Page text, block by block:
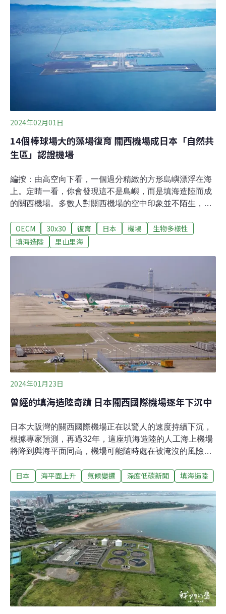
畫」，環境部明日將召開第六次環評初審會議。根據環境
部，明日會中旁聽民眾發言後，將由外聘專家分別就海洋
生態、操船安全、港埠營運等議題提出意見。正方代表為
台灣大學海洋研究所前所長戴昌鳳、海洋大學河海工程學
系講座教授兼校長許泰文，以及基隆港引水人辦事處主任
李振弘。反方代表有台灣海洋工程學會常務監事梁乃
2024年02月01日
14個棒球場大的藻場復育 關西機場成日本「自然共
生區」認證機場
編按：由高空向下看，一個過分精緻的方形島嶼漂浮在海
上。定睛一看，你會發現這不是島嶼，而是填海造陸而成
的關西機場。多數人對關西機場的空中印象並不陌生，但
著周圍的淺海生態系。大阪灣過去以豐富的漁業資源著
稱，1970年代卻因經濟發展一度飽受污染之苦。記取過去
2023年更成為日本第一個獲得「自然共生區域」認證的人
工機場！日本一直以來都是許多人喜愛的旅遊地之一，位
於大阪的關西國際機場（KIX），作為西日本的門戶，是
許多人第一次踏上日本國土的第一站。關西機場海裡的秘
密：14個棒球場大的人工藻場也許你曾聽過，關西機場是
全世界第一個百分百填海造陸的人工島機場，但你可能不
知道，在這座繁忙的國際機場周邊，其實潛藏著一片充滿
生機的海洋生態。如果你潛進機場周邊的
OECM 30x30 復育 日本 機場
生物多樣性
填海造陸
里山里海
2024年01月23日
曾經的填海造陸奇蹟 日本關西國際機場逐年下沉中
日本大阪灣的關西國際機場正在以驚人的速度持續下沉，
根據專家預測，再過32年，這座填海造陸的人工海上機場
將降到與海平面同高，機場可能隨時處在被淹沒的風險
關西國際機場啟用30年來已下陷至少11公尺（38英尺），
屆時將與海平面等高，隨時會被日漸升高的海水淹沒。
2018年燕子颱風期間，機場就曾因巨浪被迫關閉，數千名
旅客遭困在航廈。落成於1994年的關西國際機場曾是全球
第一座完全以填海造陸建成的海上機場。當年因大阪國際
機場不敷使用，日本政府斥資150億英鎊（新台幣約6000
億元），決定在大阪灣興建人工島作為機場，這座機場落
成後很快就成為關西地區重要的交通樞紐。不過，日本政
府很快就意識到不對勁。專家原先預估關西機場會在50年
內逐年緩慢下沉，直到降至約海平面以上3.9公尺的臨界高
日本 海平面上升 氣候變遷 深度低碳新聞 填海造陸